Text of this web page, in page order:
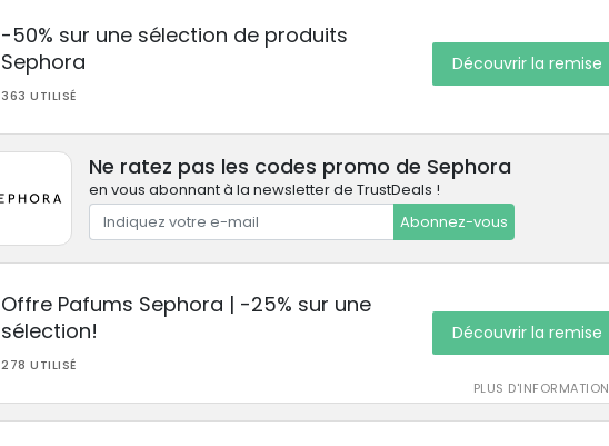
-50% sur une sélection de produits
Sephora
363 UTILISÉ
Découvrir la remise
Ne ratez pas les codes promo de Sephora
en vous abonnant à la newsletter de TrustDeals !
Abonnez-vous
Offre Pafums Sephora | -25% sur une
sélection!
278 UTILISÉ
PLUS D'INFORMATION
Découvrir la remise